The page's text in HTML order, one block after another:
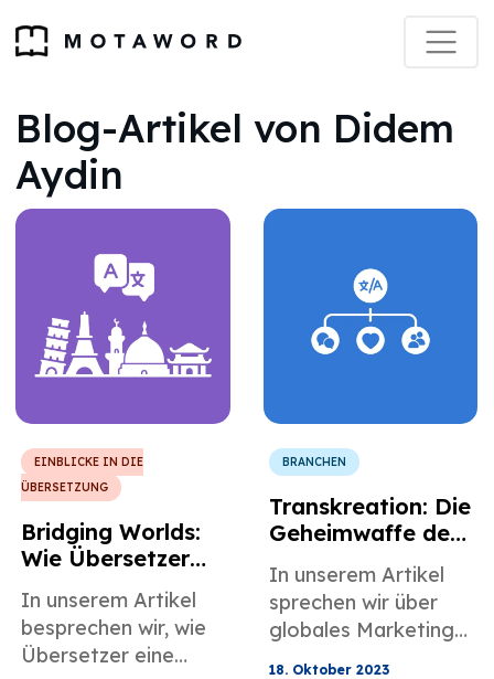
Blog-Artikel von Didem
Aydin
EINBLICKE IN DIE
ÜBERSETZUNG
Bridging Worlds:
Wie Übersetzer
kulturelle Schätze
enthüllen
In unserem Artikel
besprechen wir, wie
Übersetzer eine
BRANCHEN
Transkreation: Die
Geheimwaffe des
Marketings
In unserem Artikel
sprechen wir über
globales Marketing
18. Oktober 2023